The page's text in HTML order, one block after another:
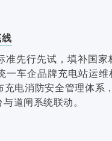
准先行先试，填补国家
一车企品牌充电站运
电消防安全管理体系
道闸系统联动。